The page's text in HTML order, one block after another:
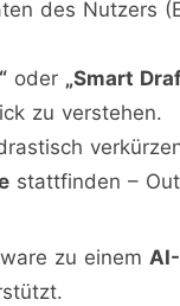
des Nutzers
oder „Smart
zu verstehen.
stattfinden –
zu einem